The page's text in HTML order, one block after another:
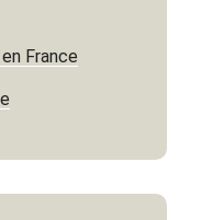
France